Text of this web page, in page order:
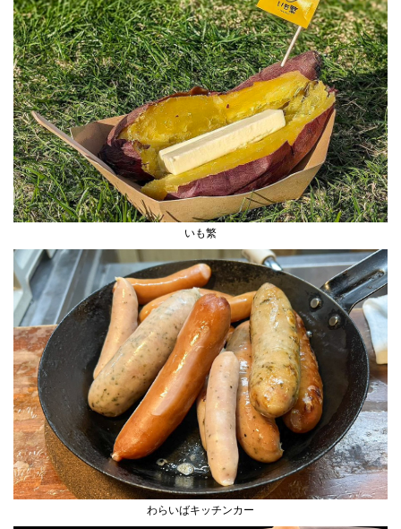
いも繁
わらいばキッチンカー